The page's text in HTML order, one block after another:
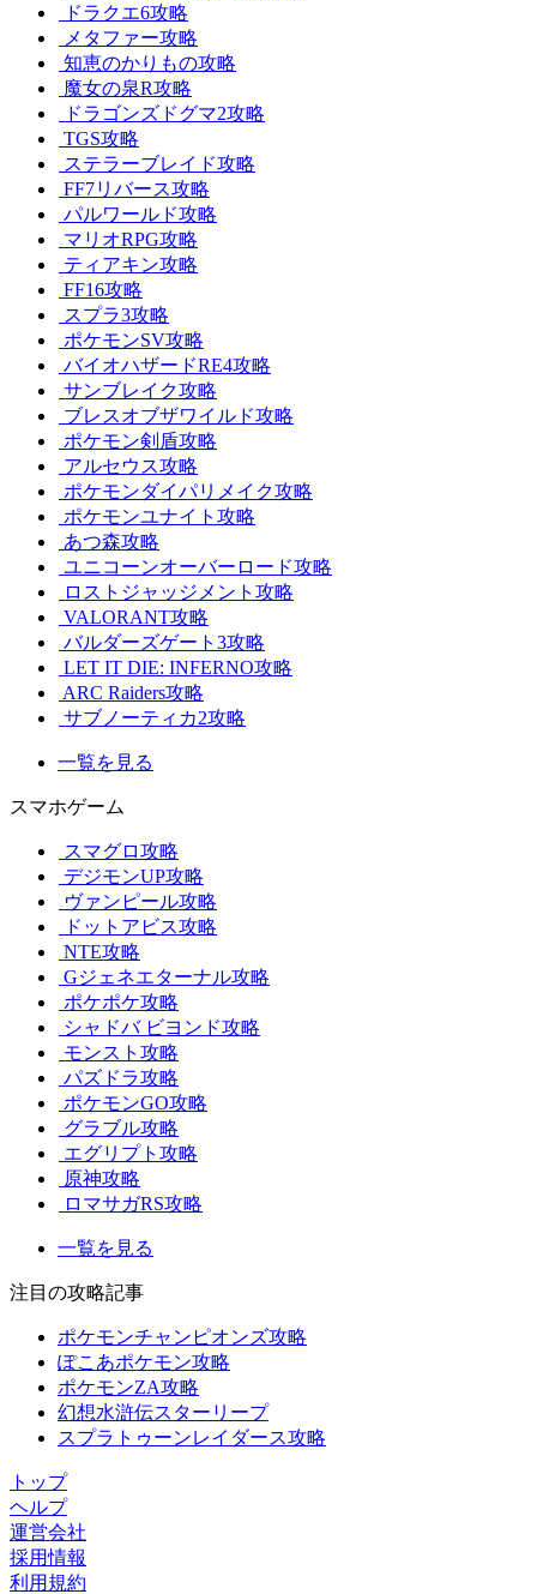
ドラクエ6攻略
メタファー攻略
知恵のかりもの攻略
魔女の泉R攻略
ドラゴンズドグマ2攻略
TGS攻略
ステラーブレイド攻略
FF7リバース攻略
パルワールド攻略
マリオRPG攻略
ティアキン攻略
FF16攻略
スプラ3攻略
ポケモンSV攻略
バイオハザードRE4攻略
サンブレイク攻略
ブレスオブザワイルド攻略
ポケモン剣盾攻略
アルセウス攻略
ポケモンダイパリメイク攻略
ポケモンユナイト攻略
あつ森攻略
ユニコーンオーバーロード攻略
ロストジャッジメント攻略
VALORANT攻略
バルダーズゲート3攻略
LET IT DIE: INFERNO攻略
ARC Raiders攻略
サブノーティカ2攻略
一覧を見る
スマホゲーム
スマグロ攻略
デジモンUP攻略
ヴァンピール攻略
ドットアビス攻略
NTE攻略
Gジェネエターナル攻略
ポケポケ攻略
シャドバ ビヨンド攻略
モンスト攻略
パズドラ攻略
ポケモンGO攻略
グラブル攻略
エグリプト攻略
原神攻略
ロマサガRS攻略
一覧を見る
注目の攻略記事
ポケモンチャンピオンズ攻略
ぽこあポケモン攻略
ポケモンZA攻略
幻想水滸伝スターリープ
スプラトゥーンレイダース攻略
トップ
ヘルプ
運営会社
採用情報
利用規約